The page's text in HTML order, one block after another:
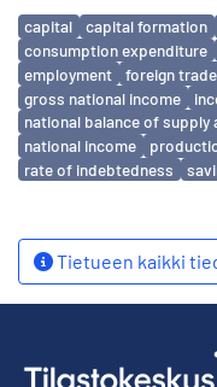
Avainsanat
capital capital formation
consumption expenditure
employment
foreign trade
gross national income
national balance of supply
national income
rate of indebtedness
Tietueen kaikki